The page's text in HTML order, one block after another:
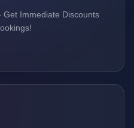
Immediate Discounts